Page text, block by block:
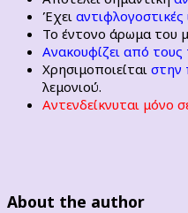
Έχει αντιφλογοστικές
Το έντονο άρωμα του
Ανακουφίζει από τους
Χρησιμοποιείται στην
λεμονιού.
Αντενδείκνυται μόνο
About the author